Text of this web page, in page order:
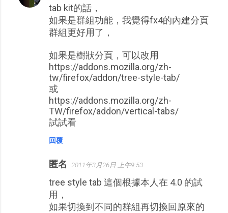
tab kit的話，
如果是群組功能，我覺得fx4的內建分頁
群組更好用了，
如果是樹狀分頁，可以改用
https://addons.mozilla.org/zh-
tw/firefox/addon/tree-style-tab/
或
https://addons.mozilla.org/zh-
TW/firefox/addon/vertical-tabs/
試試看
回覆
匿名 2011年3月26日 上午9:53
tree style tab 這個根據本人在 4.0 的試
用，
如果切換到不同的群組再切換回原來的